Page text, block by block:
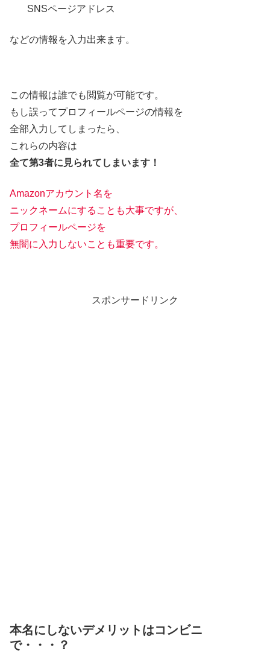
SNSページアドレス
などの情報を入力出来ます。
この情報は誰でも閲覧が可能です。
もし誤ってプロフィールページの情報を
全部入力してしまったら、
これらの内容は
全て第3者に見られてしまいます！
Amazonアカウント名を
ニックネームにすることも大事ですが、
プロフィールページを
無闇に入力しないことも重要です。
スポンサードリンク
本名にしないデメリットはコンビニ
で・・・？